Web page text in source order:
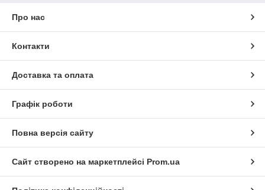
Про нас
Контакти
Доставка та оплата
Графік роботи
Повна версія сайту
Сайт створено на маркетплейсі Prom.ua